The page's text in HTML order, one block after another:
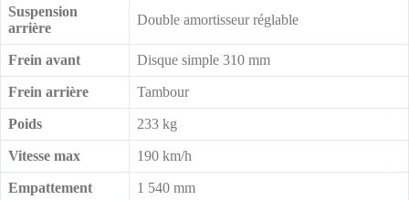
Suspension
arrière
Double amortisseur réglable
Frein avant Disque simple 310 mm
Frein arrière Tambour
Poids 233 kg
Vitesse max 190 km/h
Empattement 1 540 mm